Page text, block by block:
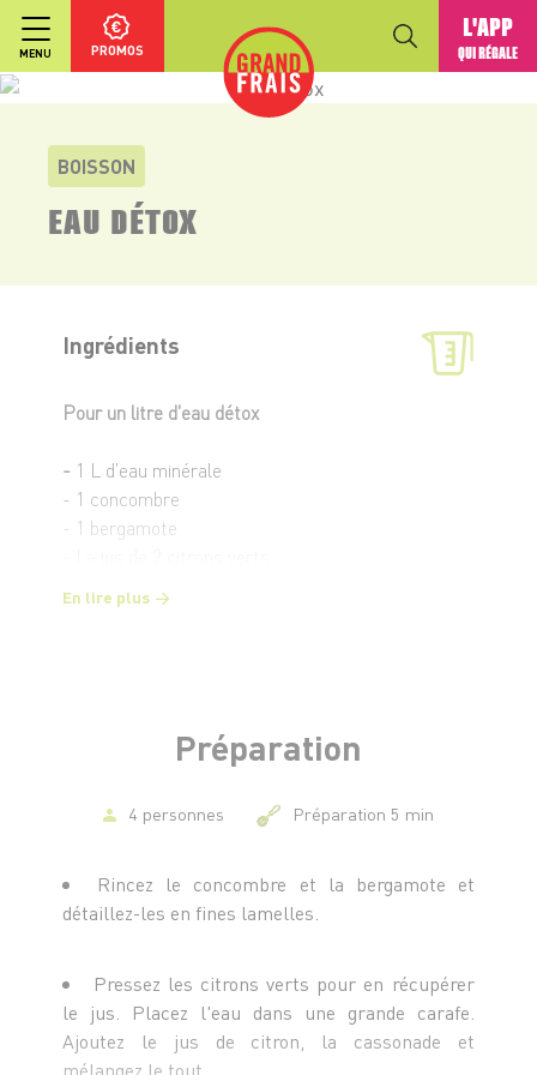
MENU PROMOS
L'APP
QUI RÉGALE
BOISSON
EAU DÉTOX
Ingrédients
Pour un litre d'eau détox
- 1 L d'eau minérale
- 1 concombre
- 1 bergamote
- Quelques brins de menthe
En lire plus
Préparation
4 personnes Préparation 5 min
Rincez le concombre et la bergamote et
détaillez-les en fines lamelles.
Pressez les citrons verts pour en récupérer
le jus. Placez l'eau dans une grande carafe.
Ajoutez le jus de citron, la cassonade et
mélangez le tout.